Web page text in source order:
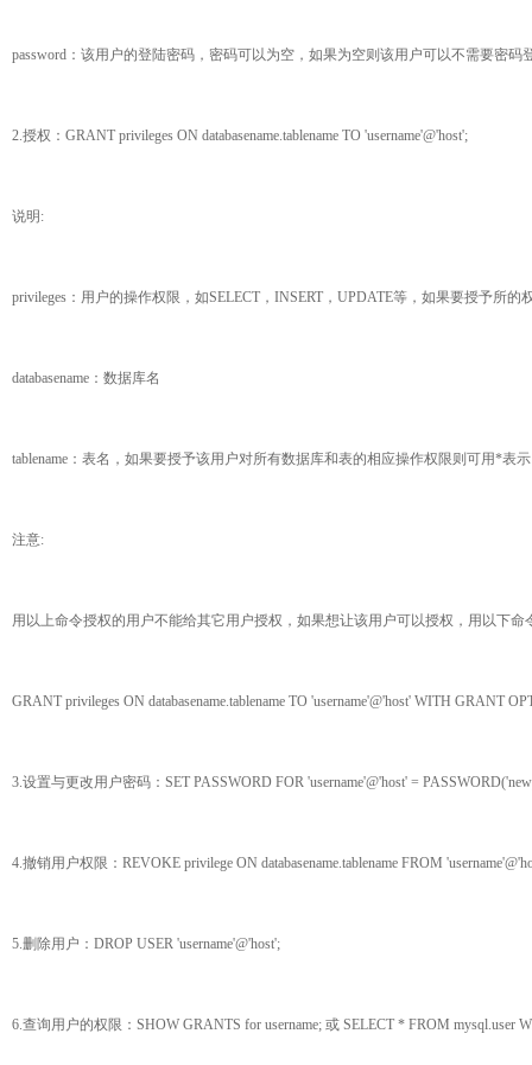
password：该用户的登陆密码，密码可以为空，如果为空则该用户可以不需要密码
2.授权：GRANT privileges ON databasename.tablename TO 'username'@'host';
说明:
privileges：用户的操作权限，如SELECT，INSERT，UPDATE等，如果要授予所的
databasename：数据库名
tablename：表名，如果要授予该用户对所有数据库和表的相应操作权限则可用*表
注意:
用以上命令授权的用户不能给其它用户授权，如果想让该用户可以授权，用以下命
GRANT privileges ON databasename.tablename TO 'username'@'host' WITH GRANT
3.设置与更改用户密码：SET PASSWORD FOR 'username'@'host' =
4.撤销用户权限：REVOKE privilege ON databasename.tablename FROM
5.删除用户：DROP USER 'username'@'host';
6.查询用户的权限：SHOW GRANTS for username; 或 SELECT * FROM mysql.user